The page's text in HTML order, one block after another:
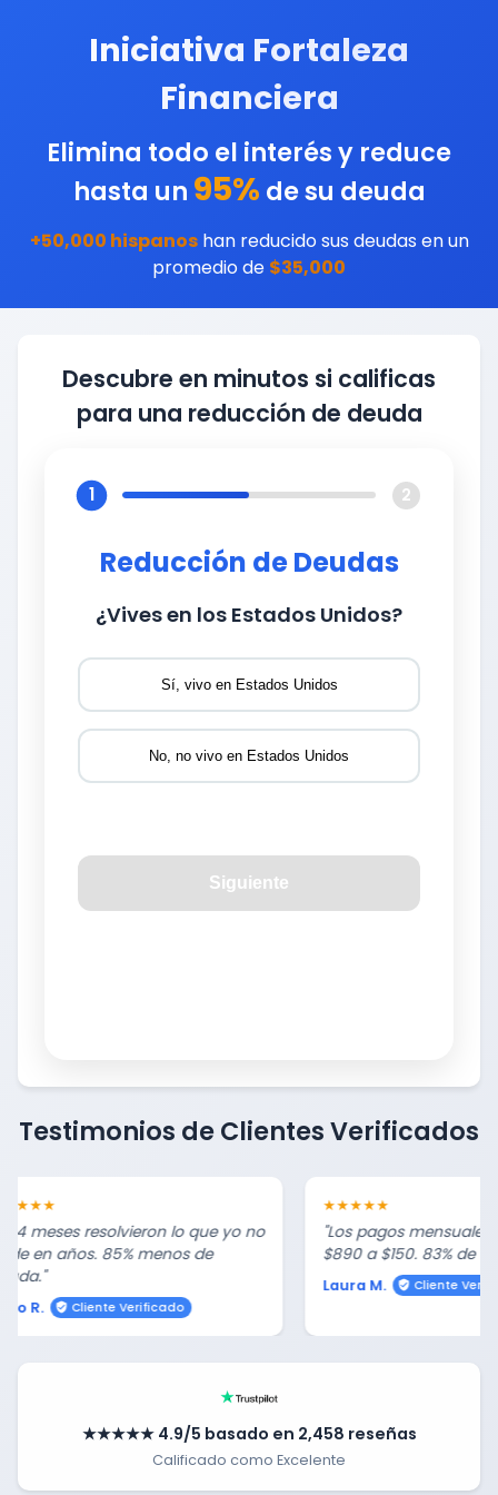
Iniciativa Fortaleza
Financiera
Elimina todo el interés y reduce
hasta un 95% de su deuda
+50,000 hispanoshan reducido sus deudas en un
promedio de $35,000
Descubre en minutos si calificas
para una reducción de deuda
1 2
Reducción de Deudas
¿Vives en los Estados Unidos?
Sí, vivo en Estados Unidos
No, no vivo en Estados Unidos
Siguiente
¿Tienes más de $7,000 en
1
8813
302
Testimonios de Clientes Verificados
4 meses resolvieron lo que yo no
en años. 85% menos de
R. Cliente Verificado
★★★★★
"Los pagos mensuales
$890 a $150. 83% de
Laura M. Cliente
★★★★★ 4.9/5 basado en 2,458 reseñas
Calificado como Excelente